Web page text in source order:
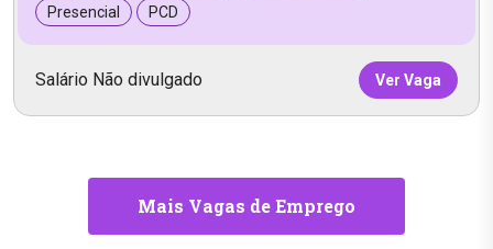
Presencial
PCD
Salário Não divulgado Ver Vaga
Mais Vagas de Emprego